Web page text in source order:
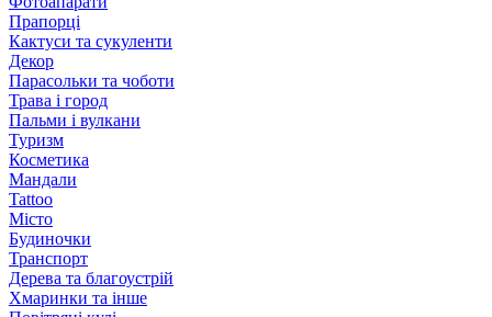
Прапорці
Кактуси та сукуленти
Декор
Парасольки та чоботи
Трава і город
Пальми і вулкани
Туризм
Косметика
Мандали
Tattoo
Місто
Будиночки
Транспорт
Дерева та благоустрій
Хмаринки та інше